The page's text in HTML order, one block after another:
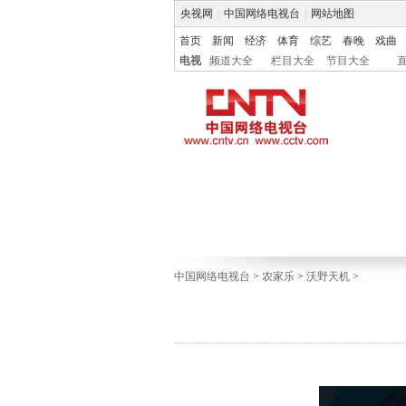
央视网 中国网络电视台 网站地图
首页 新闻 经济 体育 综艺 春晚
戏曲
电视
频道大全 栏目大全 节目大全
中国网络电视台 > 农家乐 > 沃野天机 >